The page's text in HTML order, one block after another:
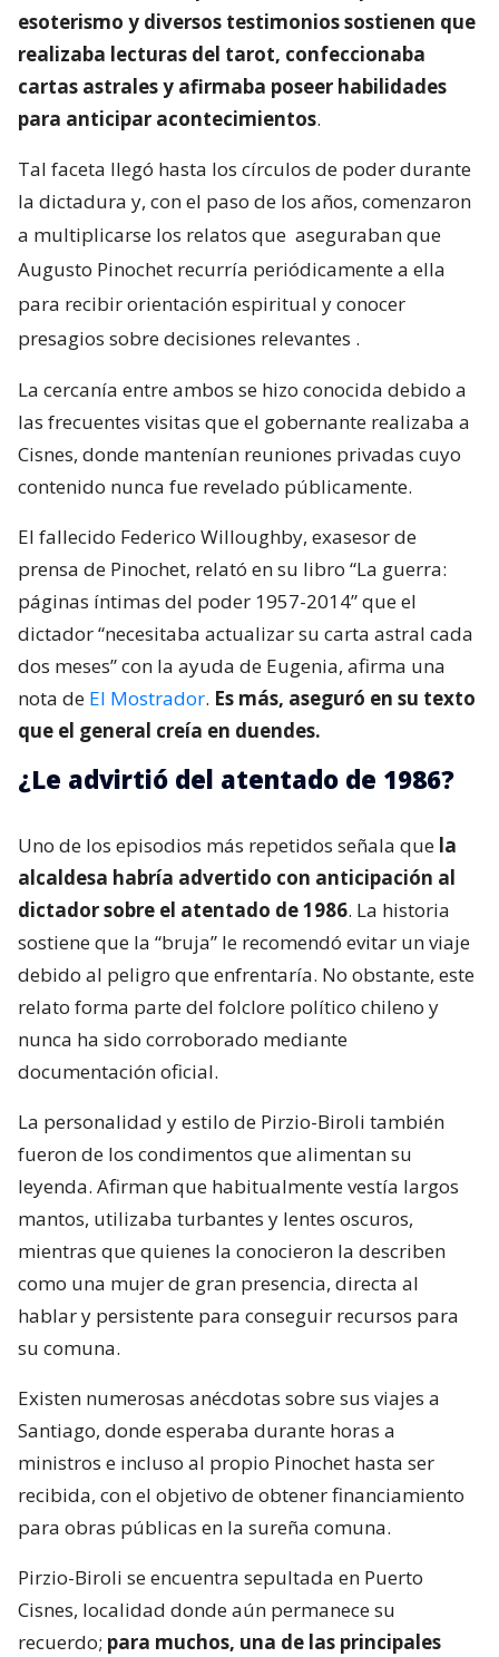
esoterismo y diversos testimonios sostienen que
realizaba lecturas del tarot, confeccionaba
cartas astrales y afirmaba poseer habilidades
para anticipar acontecimientos.
Tal faceta llegó hasta los círculos de poder durante
la dictadura y, con el paso de los años, comenzaron
a multiplicarse los relatos que aseguraban que
Augusto Pinochet recurría periódicamente a ella
para recibir orientación espiritual y conocer
presagios sobre decisiones relevantes .
La cercanía entre ambos se hizo conocida debido a
las frecuentes visitas que el gobernante realizaba a
Cisnes, donde mantenían reuniones privadas cuyo
contenido nunca fue revelado públicamente.
El fallecido Federico Willoughby, exasesor de
prensa de Pinochet, relató en su libro “La guerra:
páginas íntimas del poder 1957-2014” que el
dictador “necesitaba actualizar su carta astral cada
dos meses” con la ayuda de Eugenia, afirma una
nota de El Mostrador. Es más, aseguró en su texto
que el general creía en duendes.
¿Le advirtió del atentado de 1986?
Uno de los episodios más repetidos señala que la
alcaldesa habría advertido con anticipación al
dictador sobre el atentado de 1986. La historia
sostiene que la “bruja” le recomendó evitar un viaje
debido al peligro que enfrentaría. No obstante, este
relato forma parte del folclore político chileno y
nunca ha sido corroborado mediante
documentación oficial.
La personalidad y estilo de Pirzio-Biroli también
fueron de los condimentos que alimentan su
leyenda. Afirman que habitualmente vestía largos
mantos, utilizaba turbantes y lentes oscuros,
mientras que quienes la conocieron la describen
como una mujer de gran presencia, directa al
hablar y persistente para conseguir recursos para
su comuna.
Existen numerosas anécdotas sobre sus viajes a
Santiago, donde esperaba durante horas a
ministros e incluso al propio Pinochet hasta ser
recibida, con el objetivo de obtener financiamiento
para obras públicas en la sureña comuna.
Pirzio-Biroli se encuentra sepultada en Puerto
Cisnes, localidad donde aún permanece su
recuerdo; para muchos, una de las principales